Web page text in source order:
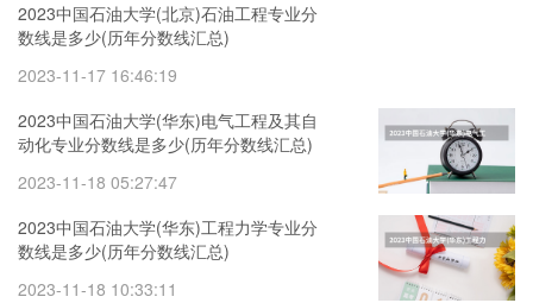
2023中国石油大学(北京)石油工程专业分
数线是多少(历年分数线汇总)
2023-11-17 16:46:19
2023中国石油大学(华东)电气工程及其自
动化专业分数线是多少(历年分数线汇总)
2023-11-18 05:27:47
2023中国石油大学(华东)工程力学专业分
数线是多少(历年分数线汇总)
2023-11-18 10:33:11